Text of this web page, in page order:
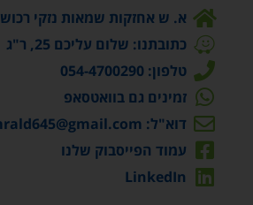
א. ש אחזקות שמאות נזקי רכוש
כתובתנו: שלום עליכם 25, ר"ג
טלפון: 054-4700290
זמינים גם בוואטסאפ
דוא"ל: emrald645@gmail.com
עמוד הפייסבוק שלנו
LinkedIn